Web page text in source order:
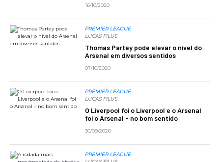
16/10/2020
PREMIER LEAGUE
LUCAS FILUS
Thomas Partey pode elevar o nível do
Arsenal em diversos sentidos
07/10/2020
PREMIER LEAGUE
LUCAS FILUS
O Liverpool foi o Liverpool e o Arsenal
foi o Arsenal - no bom sentido
30/09/2020
PREMIER LEAGUE